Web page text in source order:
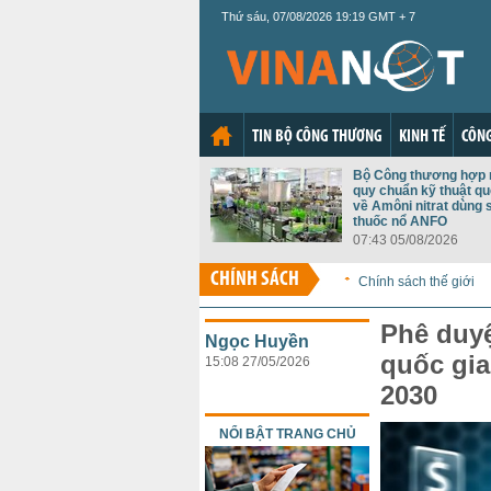
Thứ sáu, 07/08/2026 19:19 GMT + 7
TIN BỘ CÔNG THƯƠNG KINH TẾ
Bộ Công thương hợp
quy chuẩn kỹ thuật
về Amôni nitrat dùng
thuốc nổ ANFO
07:43 05/08/2026
CHÍNH SÁCH Chính sách thế giới
Phê
quốc
2030
Ngọc Huyền
15:08 27/05/2026
NỔI BẬT TRANG CHỦ